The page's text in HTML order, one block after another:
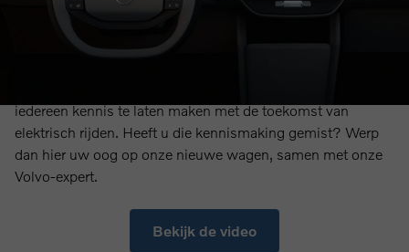
iedereen kennis te laten maken met de toekomst van
elektrisch rijden. Heeft u die kennismaking gemist? Werp
dan hier uw oog op onze nieuwe wagen, samen met onze
Volvo-expert.
Bekijk de video